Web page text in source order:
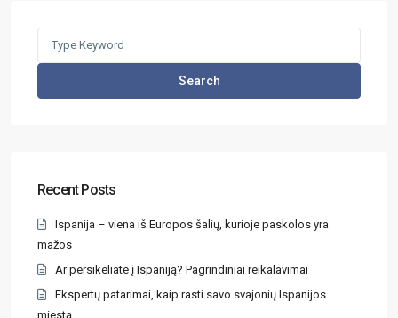
Search
Recent Posts
Ispanija – viena iš Europos šalių, kurioje paskolos yra
mažos
Ar persikeliate į Ispaniją? Pagrindiniai reikalavimai
Ekspertų patarimai, kaip rasti savo svajonių Ispanijos
miestą